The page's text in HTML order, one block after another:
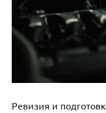
Ревизия и